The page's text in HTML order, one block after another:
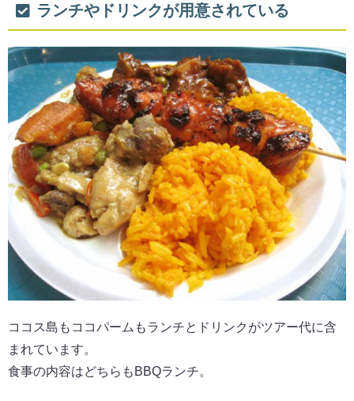
ランチやドリンクが用意されている
ココス島もココパームもランチとドリンクがツアー代に含
まれています。
食事の内容はどちらもBBQランチ。